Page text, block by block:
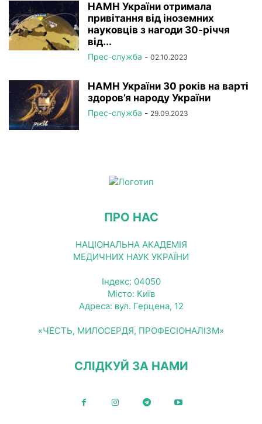
НАМН України отримала
привітання від іноземних
науковців з нагоди 30-річчя
від...
Прес-служба - 02.10.2023
НАМН України 30 років на варті
здоров’я народу України
Прес-служба - 29.09.2023
ПРО НАС
НАЦІОНАЛЬНА АКАДЕМІЯ
МЕДИЧНИХ НАУК УКРАЇНИ
Індекс: 04050
Місто: Київ
Адреса: вул. Герцена, 12
«ЧЕСТЬ, МИЛОСЕРДЯ, ПРОФЕСІОНАЛІЗМ»
СЛІДКУЙ ЗА НАМИ